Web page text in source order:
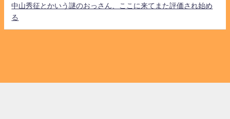
中山秀征とかいう謎のおっさん、ここに来てまた評価され始め
る